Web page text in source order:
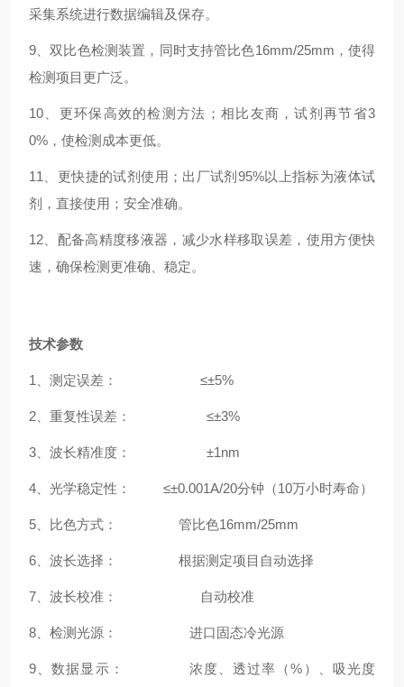
采集系统进行数据编辑及保存。
9、双比色检测装置，同时支持管比色16mm/25mm，使得
检测项目更广泛。
10、更环保高效的检测方法；相比友商，试剂再节省3
0%，使检测成本更低。
11、更快捷的试剂使用；出厂试剂95%以上指标为液体试
剂，直接使用；安全准确。
12 、配备高精度移液器，减少水样移取误差，使用方便快
速，确保检测更准确、稳定。
技术参数
1、测定误差： ≤±5%
2、重复性误差： ≤±3%
3、波长精准度： ±1nm
4、光学稳定性： ≤±0.001A/20分钟（10万⼩时寿命）
5、比色方式： 管比色16mm/25mm
6、波长选择： 根据测定项目自动选择
7、波长校准： 自动校准
8、检测光源： 进口固态冷光源
9、数据显示： 浓度、透过率（%）、吸光度